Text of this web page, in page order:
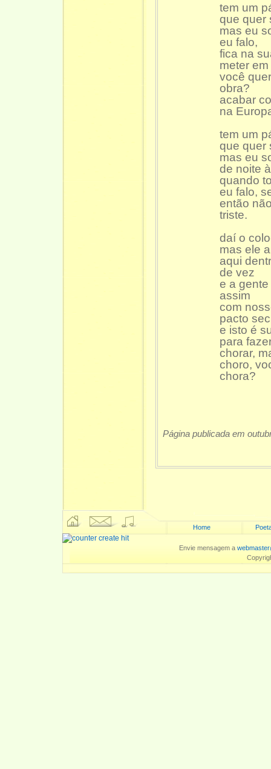
tem um
que quer
mas eu
eu falo,
fica na
meter
você
obra?
acabar
na
tem um
que quer
mas eu
de noite
quando
eu falo,
então
triste.
daí o
mas ele
aqui
de vez
e a
assim
com
pacto
e isto é
para
chorar,
choro,
chora?
Página publicada em
Home
Envie mensagem a